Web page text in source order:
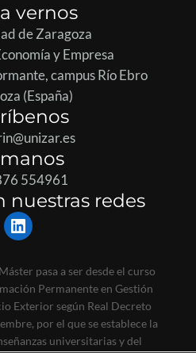
vernos
de Zaragoza
y Empresa
campus Río Ebro
(España)
554961
nuestras redes
LinkedIn
pasa a ser desde el curso
Permanente en Gestión
Exterior según Real Decreto
por el que se establece la
universitarias y del